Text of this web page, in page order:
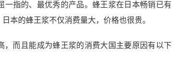
一指的、最优秀的产品。蜂王浆在日本畅销已有
本的蜂王浆不仅消费量大，价格也很贵。
，而且能成为蜂王浆的消费大国主要原因有以下